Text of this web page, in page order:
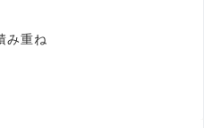
み重ね